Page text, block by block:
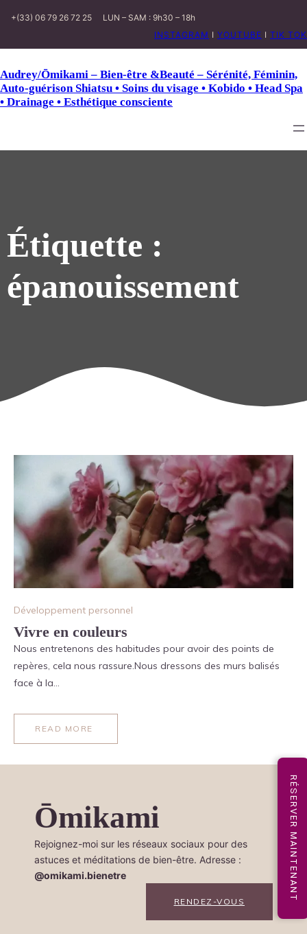
+(33) 06 79 26 72 25
LUN – SAM : 9h30 – 18h
INSTAGRAM I YOUTUBE I TIK TOK
Audrey/Ōmikami – Bien-être &Beauté – Sérénité, Féminin,
Auto-guérison Shiatsu • Soins du visage • Kobido • Head Spa
• Drainage • Esthétique consciente
Étiquette :
épanouissement
Développement personnel
Vivre en couleurs
Nous entretenons des habitudes pour avoir des points de
repères, cela nous rassure.Nous dressons des murs balisés
face à la…
READ MORE
Ōmikami
Rejoignez-moi sur les réseaux sociaux pour des
astuces et méditations de bien-être. Adresse :
@omikami.bienetre
RENDEZ-VOUS RÉSERVER MAINTENANT